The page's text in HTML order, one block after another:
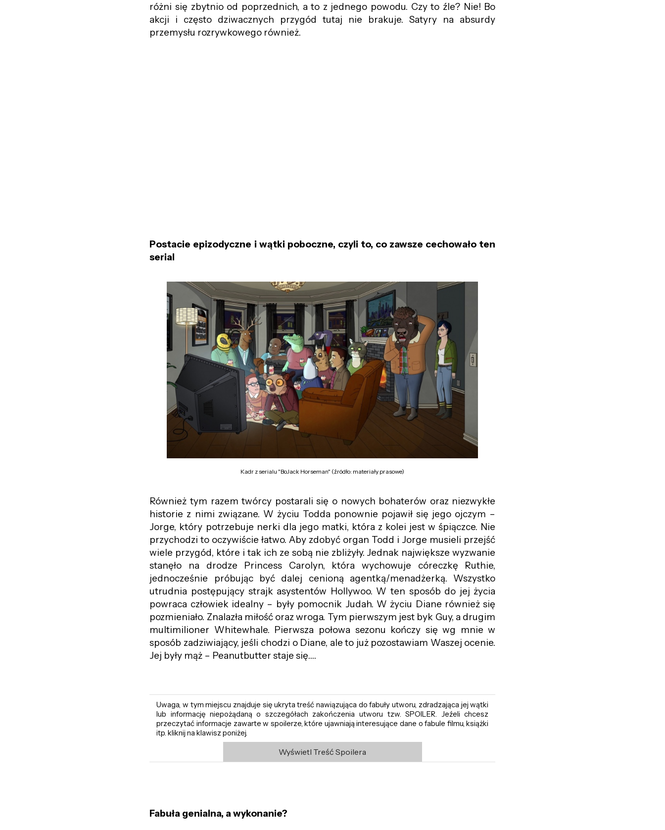
różni się zbytnio od poprzednich, a to z jednego powodu. Czy to źle? Nie! Bo
akcji i często dziwacznych przygód tutaj nie brakuje. Satyry na absurdy
przemysłu rozrywkowego również.
Postacie epizodyczne i wątki poboczne, czyli to, co zawsze cechowało ten
serial
Kadr z serialu "BoJack Horseman" (źródło: materiały prasowe)
Również tym razem twórcy postarali się o nowych bohaterów oraz niezwykłe
historie z nimi związane. W życiu Todda ponownie pojawił się jego ojczym –
Jorge, który potrzebuje nerki dla jego matki, która z kolei jest w śpiączce. Nie
przychodzi to oczywiście łatwo. Aby zdobyć organ Todd i Jorge musieli przejść
wiele przygód, które i tak ich ze sobą nie zbliżyły. Jednak największe wyzwanie
stanęło na drodze Princess Carolyn, która wychowuje córeczkę Ruthie,
jednocześnie próbując być dalej cenioną agentką/menadżerką. Wszystko
utrudnia postępujący strajk asystentów Hollywoo. W ten sposób do jej życia
powraca człowiek idealny – były pomocnik Judah. W życiu Diane również się
pozmieniało. Znalazła miłość oraz wroga. Tym pierwszym jest byk Guy, a drugim
multimilioner Whitewhale. Pierwsza połowa sezonu kończy się wg mnie w
sposób zadziwiający, jeśli chodzi o Diane, ale to już pozostawiam Waszej ocenie.
Jej były mąż – Peanutbutter staje się….
Uwaga, w tym miejscu znajduje się ukryta treść nawiązująca do fabuły utworu, zdradzająca jej wątki
lub informację niepożądaną o szczegółach zakończenia utworu tzw. SPOILER. Jeźeli chcesz
przeczytać informacje zawarte w spoilerze, które ujawniają interesujące dane o fabule filmu, książki
itp. kliknij na klawisz poniżej.
Wyświetl Treść Spoilera
Fabuła genialna, a wykonanie?